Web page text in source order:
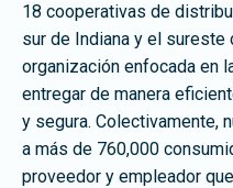
18 cooperativas de
sur de Indiana y el sureste
organización enfocada en
entregar de manera
y segura. Colectivamente,
a más de 760,000
proveedor y empleador